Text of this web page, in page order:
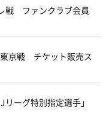
戦 ファンクラブ会員
東京戦 チケット販売ス
ーグ特別指定選手」